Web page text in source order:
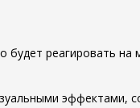
будет реагировать
эффектами,